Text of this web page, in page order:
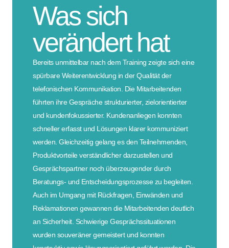
Was sich
verändert hat
Bereits unmittelbar nach dem Training zeigte sich eine
spürbare Weiterentwicklung in der Qualität der
telefonischen Kommunikation. Die Mitarbeitenden
führten ihre Gespräche strukturierter, zielorientierter
und kundenfokussierter. Kundenanliegen konnten
schneller erfasst und Lösungen klarer kommuniziert
werden. Gleichzeitig gelang es den Teilnehmenden,
Produktvorteile verständlicher darzustellen und
Gesprächspartner noch überzeugender durch
Beratungs- und Entscheidungsprozesse zu begleiten.
Auch im Umgang mit Rückfragen, Einwänden und
Reklamationen gewannen die Mitarbeitenden deutlich
an Sicherheit. Schwierige Gesprächssituationen
wurden souveräner gemeistert und konnten